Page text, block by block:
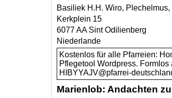
Basiliek H.H. Wiro, Plechelmus,
Kerkplein 15
6077 AA Sint Odilienberg
Niederlande
Kostenlos für alle Pfarreien:
Pflegetool Wordpress. Formlos
HIBYYAJV@pfarrei-
Marienlob: Andachten